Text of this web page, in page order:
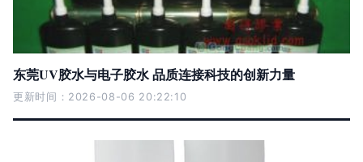
东莞UV胶水与电子胶水 品质连接科技的创新力量
更新时间：2026-08-06 20:22:10